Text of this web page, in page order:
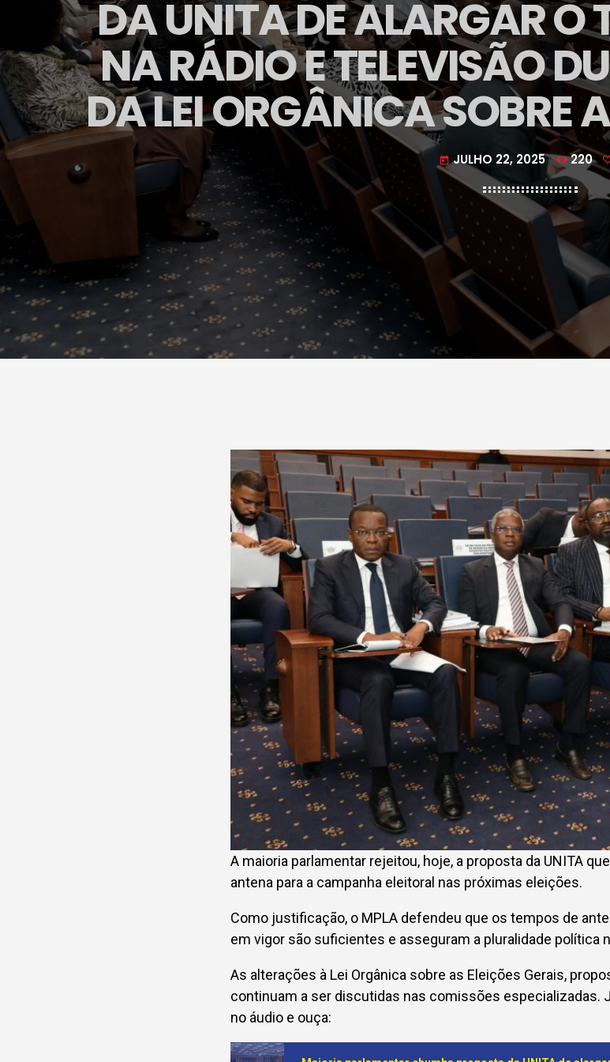
DA UNITA DE ALARGAR O
NA RÁDIO E TELEVISÃO
DA LEI ORGÂNICA SOBRE
today JULHO 22, 2025 220
A maioria parlamentar rejeitou, hoje, a proposta da UNITA
antena para a campanha eleitoral nas próximas eleições.
Como justificação, o MPLA defendeu que os tempos de
em vigor são suficientes e asseguram a pluralidade política
As alterações à Lei Orgânica sobre as Eleições Gerais,
continuam a ser discutidas nas comissões especializadas.
no áudio e ouça: